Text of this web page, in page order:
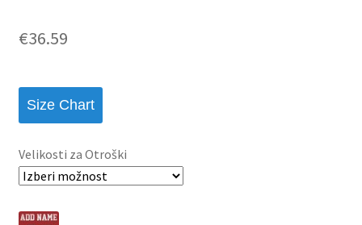
€36.59
Size Chart
Velikosti za Otroški